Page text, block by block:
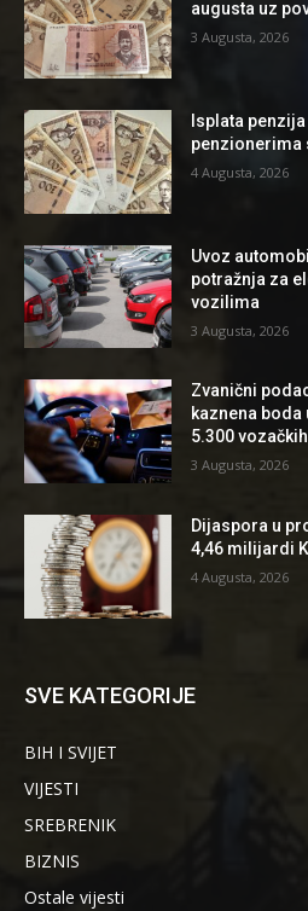
augusta uz
3 Augusta, 2026
Isplata
penzionerima
4 Augusta, 2026
Uvoz
potražnja za
vozilima
3 Augusta, 2026
Zvanični
kaznena boda
5.300
3 Augusta, 2026
Dijaspora u
4,46 milijardi
4 Augusta, 2026
SVE KATEGORIJE
BIH I SVIJET
VIJESTI
SREBRENIK
BIZNIS
Ostale vijesti